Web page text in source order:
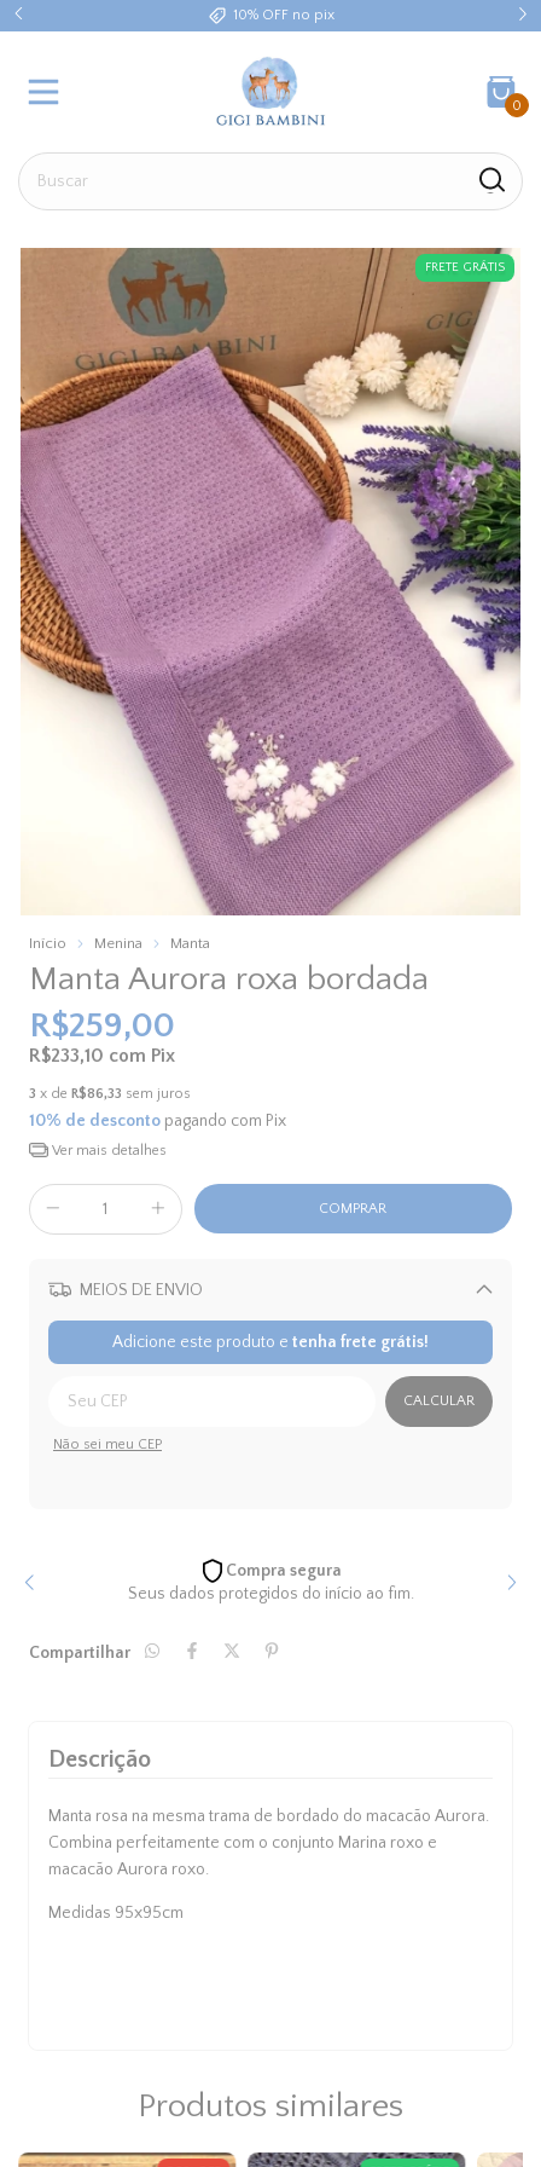
Cupons de Desconto
Adicione cupom de desconto no
10% OFF no pix
0
FRETE GRÁTIS
Início Menina Manta
Manta Aurora roxa bordada
R$259,00
R$233,10 com Pix
3 x de R$86,33 sem juros
10% de desconto pagando com Pix
Ver mais detalhes
MEIOS DE ENVIO
Adicione este produto e tenha frete grátis!
CALCULAR
Não sei meu CEP
Compra segura
Seus dados protegidos do início ao fim.
Compartilhar
Descrição
Manta rosa na mesma trama de bordado do macacão Aurora.
Combina perfeitamente com o conjunto Marina roxo e
macacão Aurora roxo.
Medidas 95x95cm
Produtos similares